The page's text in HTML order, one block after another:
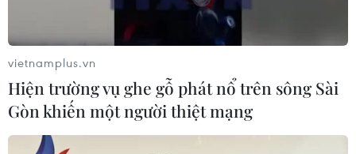
mại Việt Nam-Australia
Việt Nam-Ấn Độ thúc đẩy hợp tác
nghiên cứu, đào tạo và tư vấn chính
sách
vietnamplus.vn
Hiện trường vụ ghe gỗ phát nổ trên sông Sài
Gòn khiến một người thiệt mạng